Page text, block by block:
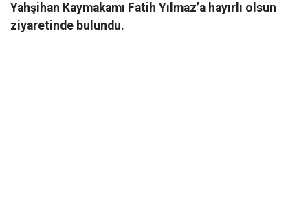
Yahşihan Kaymakamı Fatih Yılmaz’a hayırlı olsun
ziyaretinde bulundu.